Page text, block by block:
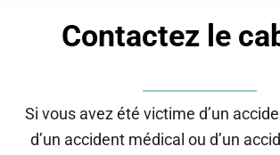
Contactez le
Si vous avez été victime d’un
d’un accident médical ou d’un